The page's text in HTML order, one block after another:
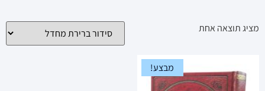
מציג תוצאה אחת
מבצע!